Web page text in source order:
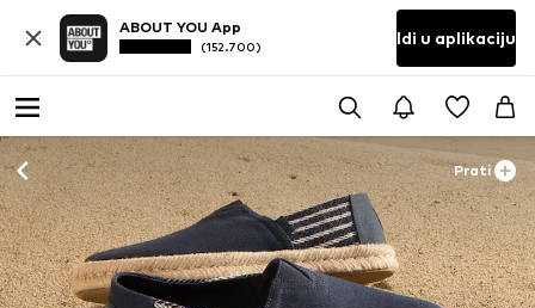
ABOUT YOU App
(152.700) Idi u aplikaciju
Prati